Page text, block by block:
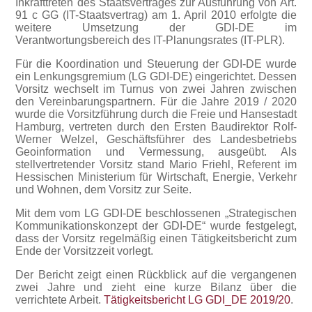
Inkrafttreten des Staatsvertrages zur Ausführung von Art.
91 c GG (IT-Staatsvertrag) am 1. April 2010 erfolgte die
weitere Umsetzung der GDI-DE im
Verantwortungsbereich des IT-Planungsrates (IT-PLR).
Für die Koordination und Steuerung der GDI-DE wurde
ein Lenkungsgremium (LG GDI-DE) eingerichtet. Dessen
Vorsitz wechselt im Turnus von zwei Jahren zwischen
den Vereinbarungspartnern. Für die Jahre 2019 / 2020
wurde die Vorsitzführung durch die Freie und Hansestadt
Hamburg, vertreten durch den Ersten Baudirektor Rolf-
Werner Welzel, Geschäftsführer des Landesbetriebs
Geoinformation und Vermessung, ausgeübt. Als
stellvertretender Vorsitz stand Mario Friehl, Referent im
Hessischen Ministerium für Wirtschaft, Energie, Verkehr
und Wohnen, dem Vorsitz zur Seite.
Mit dem vom LG GDI-DE beschlossenen „Strategischen
Kommunikationskonzept der GDI-DE“ wurde festgelegt,
dass der Vorsitz regelmäßig einen Tätigkeitsbericht zum
Ende der Vorsitzzeit vorlegt.
Der Bericht zeigt einen Rückblick auf die vergangenen
zwei Jahre und zieht eine kurze Bilanz über die
verrichtete Arbeit.Tätigkeitsbericht LG GDI_DE 2019/20.